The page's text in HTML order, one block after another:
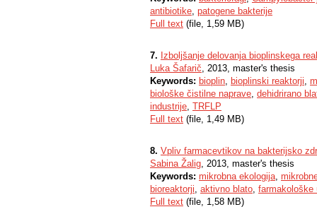
antibiotike, patogene bakterije
Full text (file, 1,59 MB)
7. Izboljšanje delovanja bioplinskega
Luka Šafarič, 2013, master's thesis
Keywords: bioplin, bioplinski reaktorji,
biološke čistilne naprave, dehidrirano
industrije, TRFLP
Full text (file, 1,49 MB)
8. Vpliv farmacevtikov na bakterijsko
Sabina Žalig, 2013, master's thesis
Keywords: mikrobna ekologija,
bioreaktorji, aktivno blato, farmakološke
Full text (file, 1,58 MB)